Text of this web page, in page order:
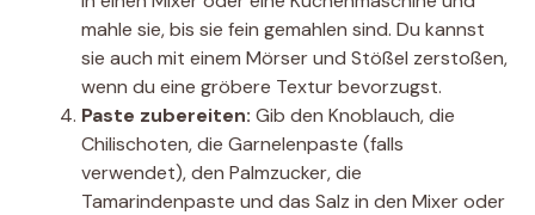
mahle sie, bis sie fein gemahlen sind. Du kannst
sie auch mit einem Mörser und Stößel zerstoßen,
wenn du eine gröbere Textur bevorzugst.
Paste zubereiten: Gib den Knoblauch, die
Chilischoten, die Garnelenpaste (falls
verwendet), den Palmzucker, die
Tamarindenpaste und das Salz in den Mixer oder